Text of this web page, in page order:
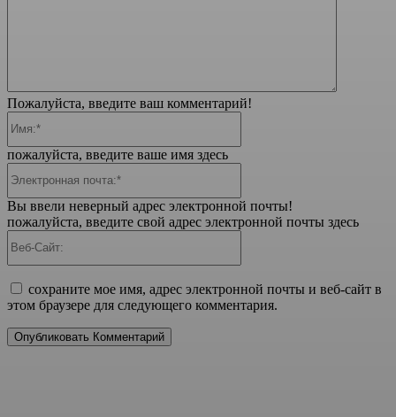
Пожалуйста, введите ваш комментарий!
пожалуйста, введите ваше имя здесь
Вы ввели неверный адрес электронной почты!
пожалуйста, введите свой адрес электронной почты здесь
сохраните мое имя, адрес электронной почты и веб-сайт в
этом браузере для следующего комментария.